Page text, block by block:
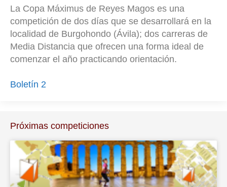
La Copa Máximus de Reyes Magos es una
competición de dos días que se desarrollará en la
localidad de Burgohondo (Ávila); dos carreras de
Media Distancia que ofrecen una forma ideal de
comenzar el año practicando orientación.
Boletín 2
Próximas competiciones